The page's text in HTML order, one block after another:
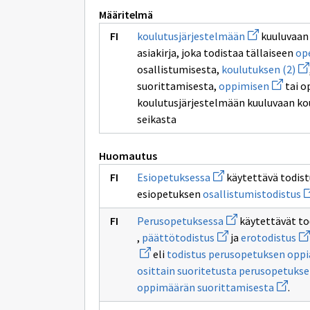
Määritelmä
koulutusjärjestelmään Avaa
uuden
ikkunan
sivulle
kuuluvaan
asiakirja, joka todistaa tällaiseen
osallistumisesta, koulutuksen (2)
suorittamisesta, oppimisen Avaa
uuden
ikkunan
tai
koulutusjärjestelmään kuuluvaan
seikasta
Huomautus
Esiopetuksessa Avaa
uuden
ikkunan
sivulle
Esiopetuksessa
käytettävä
esiopetuksen osallistumistodistus
Perusopetuksessa Avaa
uuden
ikkunan
sivulle
Perusopetuksessa
käytettävät
, päättötodistus Avaa
uuden
ikkunan
sivulle
päättötodistus
ja erotodistus
eli todistus perusopetuksen
osittain suoritetusta
oppimäärän suorittamisesta Avaa
uuden
ikkunan
.